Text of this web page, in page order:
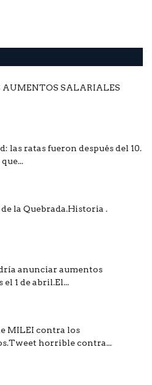
AUMENTOS SALARIALES
las ratas fueron después del 10.
la Quebrada.Historia .
anunciar aumentos
el 1 de abril.El...
MILEI contra los
horrible contra...